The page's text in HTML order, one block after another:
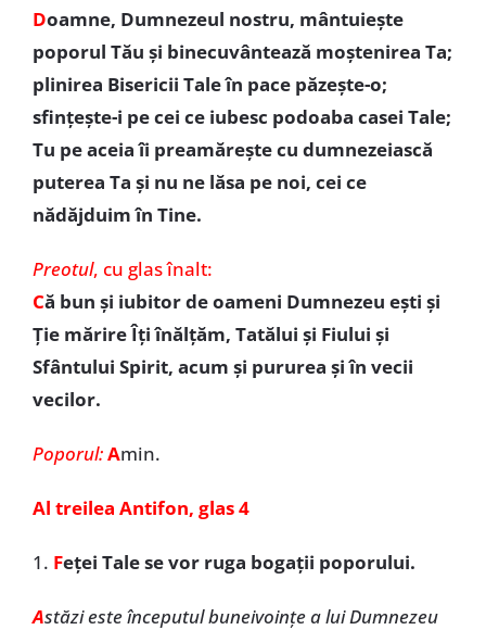
Doamne, Dumnezeul nostru, mântuiește
poporul Tău și binecuvântează moștenirea Ta;
plinirea Bisericii Tale în pace păzește-o;
sfințește-i pe cei ce iubesc podoaba casei Tale;
Tu pe aceia îi preamărește cu dumnezeiască
puterea Ta și nu ne lăsa pe noi, cei ce
nădăjduim în Tine.
Preotul, cu glas înalt:
Că bun și iubitor de oameni Dumnezeu ești și
Ție mărire Îți înălțăm, Tatălui și Fiului și
Sfântului Spirit, acum și pururea și în vecii
vecilor.
Poporul:Amin.
Al treilea Antifon, glas 4
1. Feței Tale se vor ruga bogații poporului.
Astăzi este începutul buneivoințe a lui Dumnezeu